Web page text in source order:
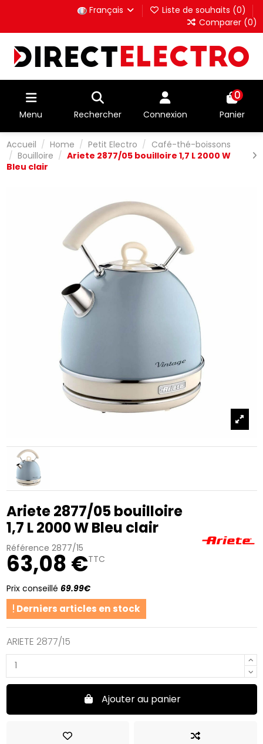
Français Liste de souhaits (0)
Comparer (0)
Menu Rechercher Connexion
0
Panier
Accueil Home Petit Electro
Café-thé-boissons
Bouilloire
Ariete 2877/05 bouilloire 1,7 L 2000 W
Bleu clair
Ariete 2877/05 bouilloire
1,7 L 2000 W Bleu clair
Référence 2877/15
63,08 €TTC
Prix conseillé 69.99€
Derniers articles en stock
ARIETE 2877/15
Ajouter au panier